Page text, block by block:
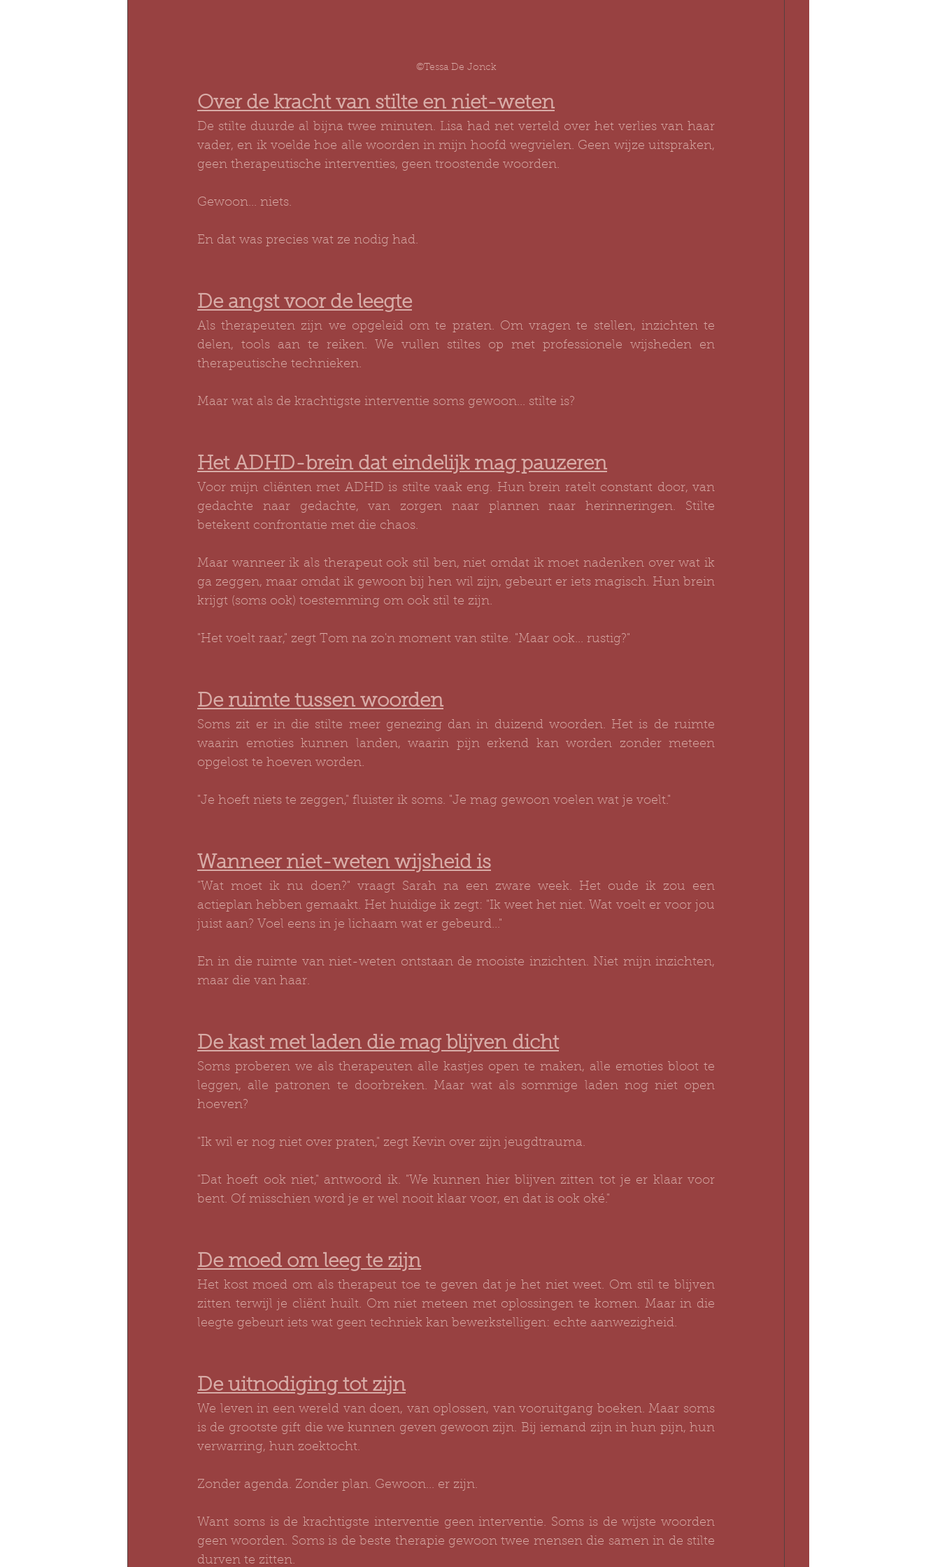
©Tessa De Jonck
Over de kracht van stilte en niet-weten
De stilte duurde al bijna twee minuten. Lisa had net verteld over het verlies van haar
vader, en ik voelde hoe alle woorden in mijn hoofd wegvielen. Geen wijze uitspraken,
geen therapeutische interventies, geen troostende woorden.
Gewoon... niets.
En dat was precies wat ze nodig had.
De angst voor de leegte
Als therapeuten zijn we opgeleid om te praten. Om vragen te stellen, inzichten te
delen, tools aan te reiken. We vullen stiltes op met professionele wijsheden en
therapeutische technieken.
Maar wat als de krachtigste interventie soms gewoon... stilte is?
Het ADHD-brein dat eindelijk mag pauzeren
Voor mijn cliënten met ADHD is stilte vaak eng. Hun brein ratelt constant door, van
gedachte naar gedachte, van zorgen naar plannen naar herinneringen. Stilte
betekent confrontatie met die chaos.
Maar wanneer ik als therapeut ook stil ben, niet omdat ik moet nadenken over wat ik
ga zeggen, maar omdat ik gewoon bij hen wil zijn, gebeurt er iets magisch. Hun brein
krijgt (soms ook) toestemming om ook stil te zijn.
"Het voelt raar," zegt Tom na zo'n moment van stilte. "Maar ook... rustig?"
De ruimte tussen woorden
Soms zit er in die stilte meer genezing dan in duizend woorden. Het is de ruimte
waarin emoties kunnen landen, waarin pijn erkend kan worden zonder meteen
opgelost te hoeven worden.
"Je hoeft niets te zeggen," fluister ik soms. "Je mag gewoon voelen wat je voelt."
Wanneer niet-weten wijsheid is
"Wat moet ik nu doen?" vraagt Sarah na een zware week. Het oude ik zou een
actieplan hebben gemaakt. Het huidige ik zegt: "Ik weet het niet. Wat voelt er voor jou
juist aan? Voel eens in je lichaam wat er gebeurd..."
En in die ruimte van niet-weten ontstaan de mooiste inzichten. Niet mijn inzichten,
maar die van haar.
De kast met laden die mag blijven dicht
Soms proberen we als therapeuten alle kastjes open te maken, alle emoties bloot te
leggen, alle patronen te doorbreken. Maar wat als sommige laden nog niet open
hoeven?
"Ik wil er nog niet over praten," zegt Kevin over zijn jeugdtrauma.
"Dat hoeft ook niet," antwoord ik. "We kunnen hier blijven zitten tot je er klaar voor
bent. Of misschien word je er wel nooit klaar voor, en dat is ook oké."
De moed om leeg te zijn
Het kost moed om als therapeut toe te geven dat je het niet weet. Om stil te blijven
zitten terwijl je cliënt huilt. Om niet meteen met oplossingen te komen. Maar in die
leegte gebeurt iets wat geen techniek kan bewerkstelligen: echte aanwezigheid.
De uitnodiging tot zijn
We leven in een wereld van doen, van oplossen, van vooruitgang boeken. Maar soms
is de grootste gift die we kunnen geven gewoon zijn. Bij iemand zijn in hun pijn, hun
verwarring, hun zoektocht.
Zonder agenda. Zonder plan. Gewoon... er zijn.
Want soms is de krachtigste interventie geen interventie. Soms is de wijste woorden
geen woorden. Soms is de beste therapie gewoon twee mensen die samen in de stilte
durven te zitten.